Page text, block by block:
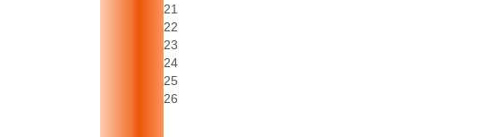
21
22
23
24
25
26